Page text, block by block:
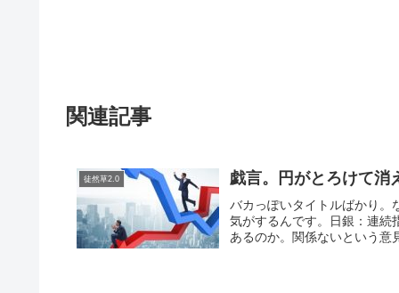
関連記事
徒然草2.0 戯言。円がとろけて消
バカっぽいタイトルばかり。
気がするんです。日銀：連続
あるのか。関係ないという意